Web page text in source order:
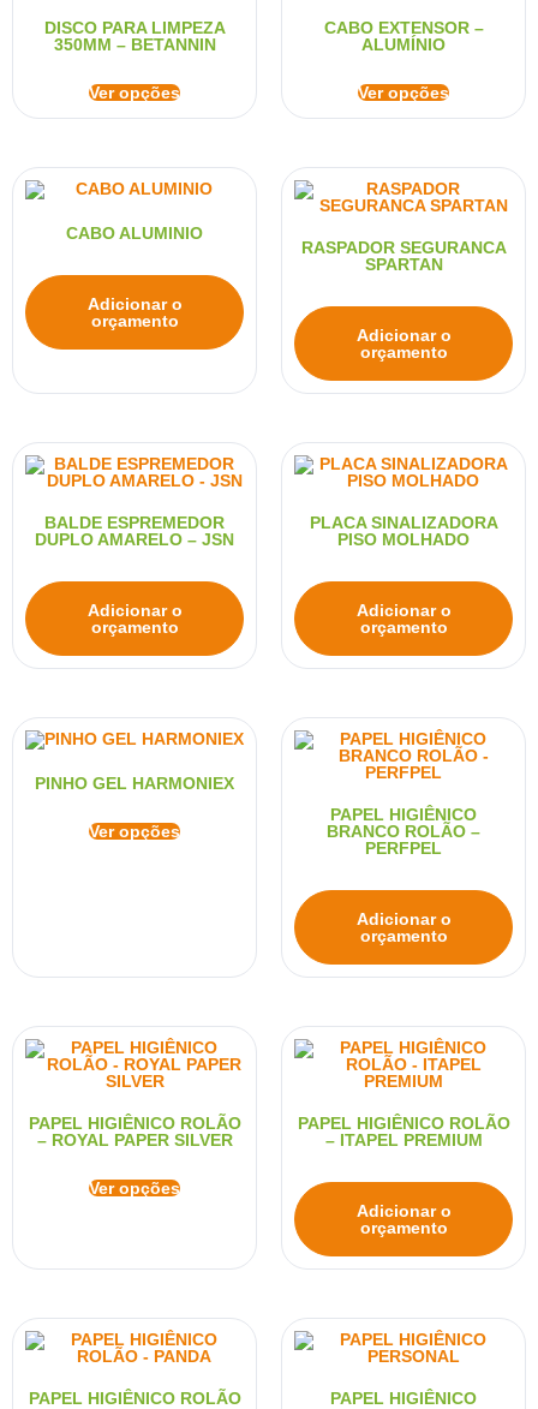
DISCO PARA LIMPEZA
350MM – BETANNIN
Ver opções
CABO EXTENSOR –
ALUMÍNIO
Ver opções
CABO ALUMINIO
Adicionar o
orçamento
RASPADOR SEGURANCA
SPARTAN
Adicionar o
orçamento
BALDE ESPREMEDOR
DUPLO AMARELO – JSN
Adicionar o
orçamento
PLACA SINALIZADORA
PISO MOLHADO
Adicionar o
orçamento
PINHO GEL HARMONIEX
Ver opções
PAPEL HIGIÊNICO
BRANCO ROLÃO –
PERFPEL
Adicionar o
orçamento
PAPEL HIGIÊNICO ROLÃO
– ROYAL PAPER SILVER
Ver opções
PAPEL HIGIÊNICO ROLÃO
– ITAPEL PREMIUM
Adicionar o
orçamento
PAPEL HIGIÊNICO ROLÃO
PAPEL HIGIÊNICO